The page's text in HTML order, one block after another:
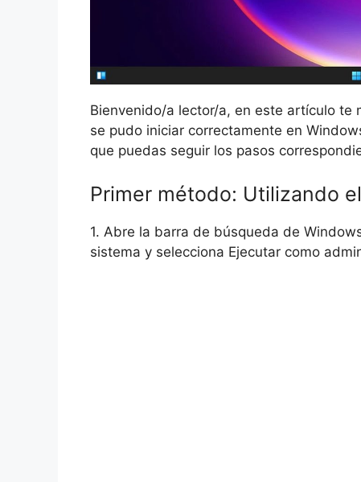
Bienvenido/a lector/a, en este artículo te
se pudo iniciar correctamente en
que puedas seguir los pasos
Primer método: Utilizando
1. Abre la barra de búsqueda de
sistema y selecciona Ejecutar como